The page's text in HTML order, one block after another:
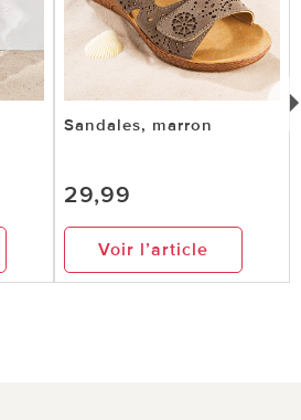
Sandales, marron
29,99
Voir l’article